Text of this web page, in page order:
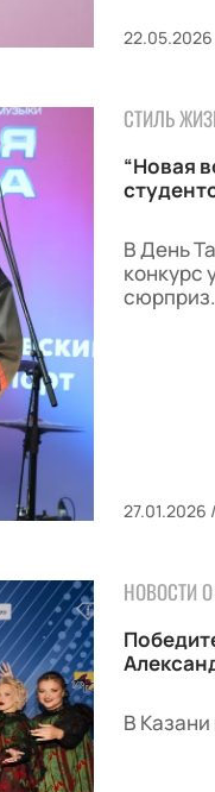
22.05.2026
СТИЛЬ
“Новая
В День
конкурс
сюрприз.
27.01.2026
НОВОСТИ
В